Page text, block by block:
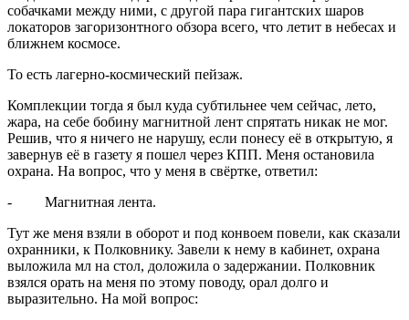
собачками между ними, с другой пара гигантских шаров
локаторов загоризонтного обзора всего, что летит в небесах и
ближнем космосе.
То есть лагерно-космический пейзаж.
Комплекции тогда я был куда субтильнее чем сейчас, лето,
жара, на себе бобину магнитной лент спрятать никак не мог.
Решив, что я ничего не нарушу, если понесу её в открытую, я
завернув её в газету я пошел через КПП. Меня остановила
охрана. На вопрос, что у меня в свёртке, ответил:
- Магнитная лента.
Тут же меня взяли в оборот и под конвоем повели, как сказали
охранники, к Полковнику. Завели к нему в кабинет, охрана
выложила мл на стол, доложила о задержании. Полковник
взялся орать на меня по этому поводу, орал долго и
выразительно. На мой вопрос: